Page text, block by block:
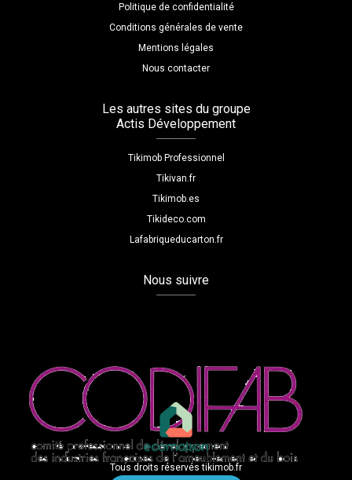
Politique de confidentialité
Conditions générales de vente
Mentions légales
Nous contacter
Les autres sites du groupe
Actis Développement
Tikimob Professionnel
Tikivan.fr
Tikimob.es
Tikideco.com
Lafabriqueducarton.fr
Nous suivre
Tous droits réservés tikimob.fr